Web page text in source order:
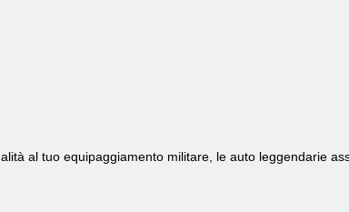
al tuo equipaggiamento militare, le auto leggendarie